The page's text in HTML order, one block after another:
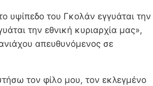
υψίπεδο του Γκολάν εγγυάται την
την εθνική κυριαρχία μας»,
απευθυνόμενος σε
τον φίλο μου, τον εκλεγμένο